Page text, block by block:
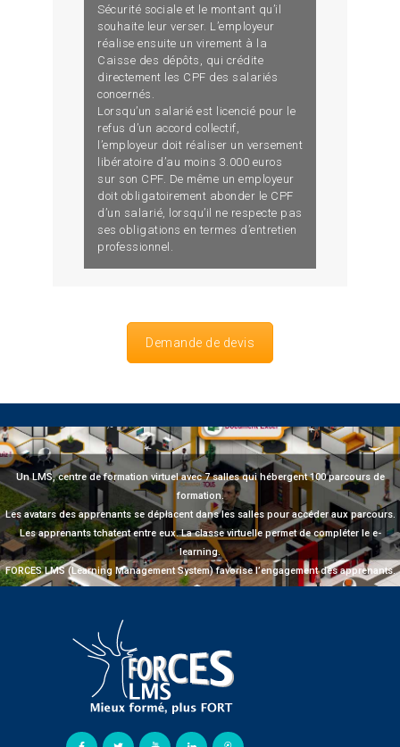
Sécurité sociale et le montant qu’il
souhaite leur verser. L’employeur
réalise ensuite un virement à la
Caisse des dépôts, qui crédite
directement les CPF des salariés
concernés.
Lorsqu’un salarié est licencié pour le
refus d’un accord collectif,
l’employeur doit réaliser un versement
libératoire d’au moins 3.000 euros
sur son CPF. De même un employeur
doit obligatoirement abonder le CPF
d’un salarié, lorsqu’il ne respecte pas
ses obligations en termes d’entretien
professionnel.
Demande de devis
Un LMS, centre de formation virtuel avec 7 salles qui hébergent 100 parcours de
formation.
Les avatars des apprenants se déplacent dans les salles pour accéder aux parcours.
Les apprenants tchatent entre eux. La classe virtuelle permet de compléter le e-
learning.
FORCES LMS (Learning Management System) favorise l’engagement des apprenants.